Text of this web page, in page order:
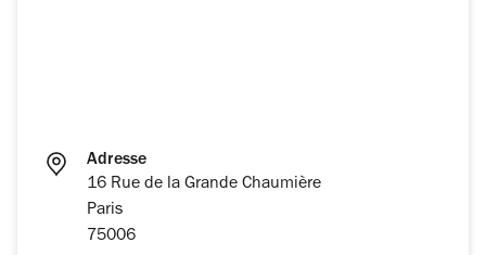
Adresse
16 Rue de la Grande Chaumière
Paris
75006